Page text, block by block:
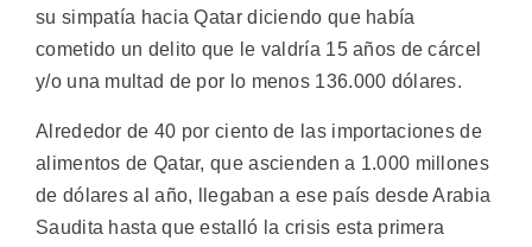
su simpatía hacia Qatar diciendo que había
cometido un delito que le valdría 15 años de cárcel
y/o una multad de por lo menos 136.000 dólares.
Alrededor de 40 por ciento de las importaciones de
alimentos de Qatar, que ascienden a 1.000 millones
de dólares al año, llegaban a ese país desde Arabia
Saudita hasta que estalló la crisis esta primera